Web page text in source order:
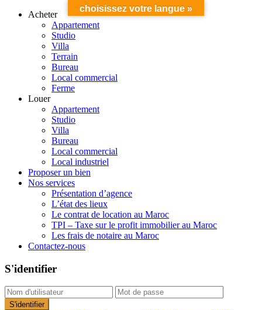
Acheter
Appartement
Studio
Villa
Terrain
Bureau
Local commercial
Ferme
Louer
Appartement
Studio
Villa
Bureau
Local commercial
Local industriel
Proposer un bien
Nos services
Présentation d’agence
L’état des lieux
Le contrat de location au Maroc
TPI – Taxe sur le profit immobilier au Maroc
Les frais de notaire au Maroc
Contactez-nous
S'identifier
S'identifier
choisissez votre langue »